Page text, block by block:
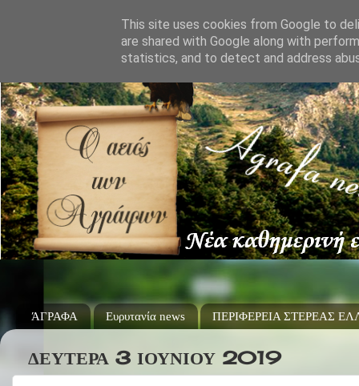
ΆΓΡΑΦΑ Ευρυτανία news ΠΕΡΙΦΕΡΕΙΑ ΣΤΕΡΕΑΣ
ΔΕΥΤΈΡΑ 3 ΙΟΥΝΊΟΥ 2019
This site uses cookies from Google to
are shared with Google along with
statistics, and to detect and address